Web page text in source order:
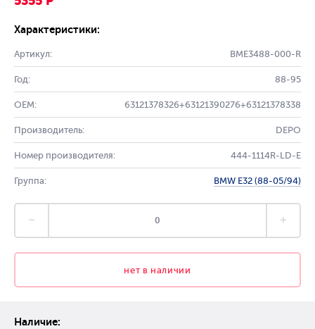
Характеристики:
Артикул: BME3488-000-R
Год: 88-95
OEM: 63121378326+63121390276+63121378338
Производитель: DEPO
Номер производителя: 444-1114R-LD-E
Группа: BMW E32 (88-05/94)
нет в наличии
Наличие: